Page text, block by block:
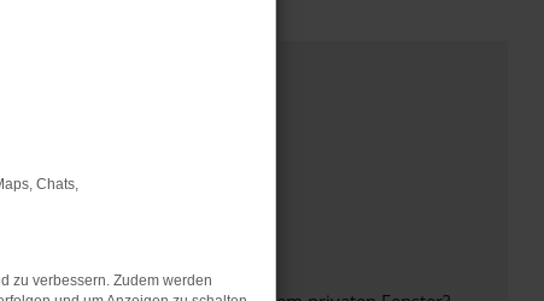
Chats,
zu verbessern. Zudem werden